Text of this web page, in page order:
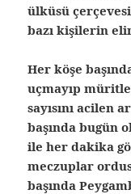
ülküsü
bazı kişilerin
Her köşe
uçmayıp
sayısını acilen
başında bugün
ile her dakika
meczuplar
başında